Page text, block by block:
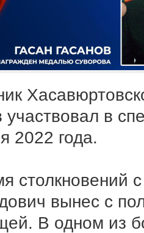
участвовал в
2022 года.
столкновений
вынес с
В одном из